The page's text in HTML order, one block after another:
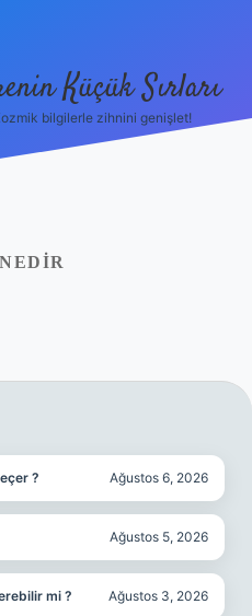
Küçük Sırları
bilgilerle zihnini genişlet!
? Ağustos 6, 2026
Ağustos 5, 2026
mi ? Ağustos 3, 2026